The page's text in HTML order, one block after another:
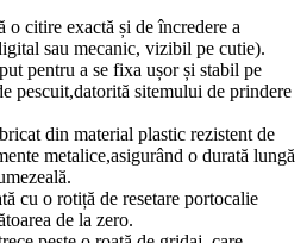
o citire exactă și de încredere a
sau mecanic, vizibil pe cutie).
pentru a se fixa ușor și stabil pe
pescuit,datorită sitemului de prindere
din material plastic rezistent de
metalice,asigurând o durată lungă
cu o rotiță de resetare portocalie
de la zero.